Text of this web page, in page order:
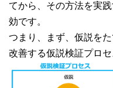
てから、その方法を実
効です。
つまり、まず、仮説を
改善する仮説検証プロセ